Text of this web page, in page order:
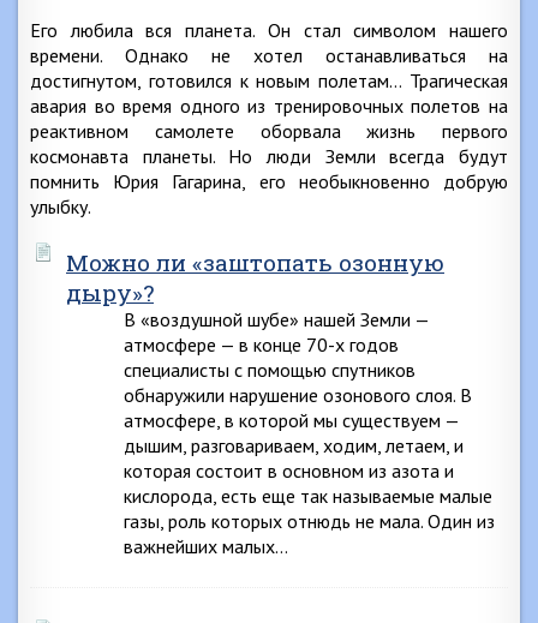
Его любила вся планета. Он стал символом нашего
времени. Однако не хотел останавливаться на
достигнутом, готовился к новым полетам… Трагическая
авария во время одного из тренировочных полетов на
реактивном самолете оборвала жизнь первого
космонавта планеты. Но люди Земли всегда будут
помнить Юрия Гагарина, его необыкновенно добрую
улыбку.
Можно ли «заштопать озонную
дыру»?
В «воздушной шубе» нашей Земли —
атмосфере — в конце 70-х годов
специалисты с помощью спутников
обнаружили нарушение озонового слоя. В
атмосфере, в которой мы существуем —
дышим, разговариваем, ходим, летаем, и
которая состоит в основном из азота и
кислорода, есть еще так называемые малые
газы, роль которых отнюдь не мала. Один из
важнейших малых…